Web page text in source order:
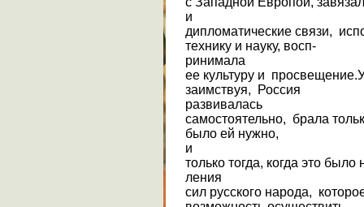
и
дипломатические связи,
технику и науку, восп-
ринимала
ее культуру и
заимствуя, Россия
развивалась
самостоятельно, брала
было ей нужно,
и
только тогда, когда это
ления
сил русского народа,